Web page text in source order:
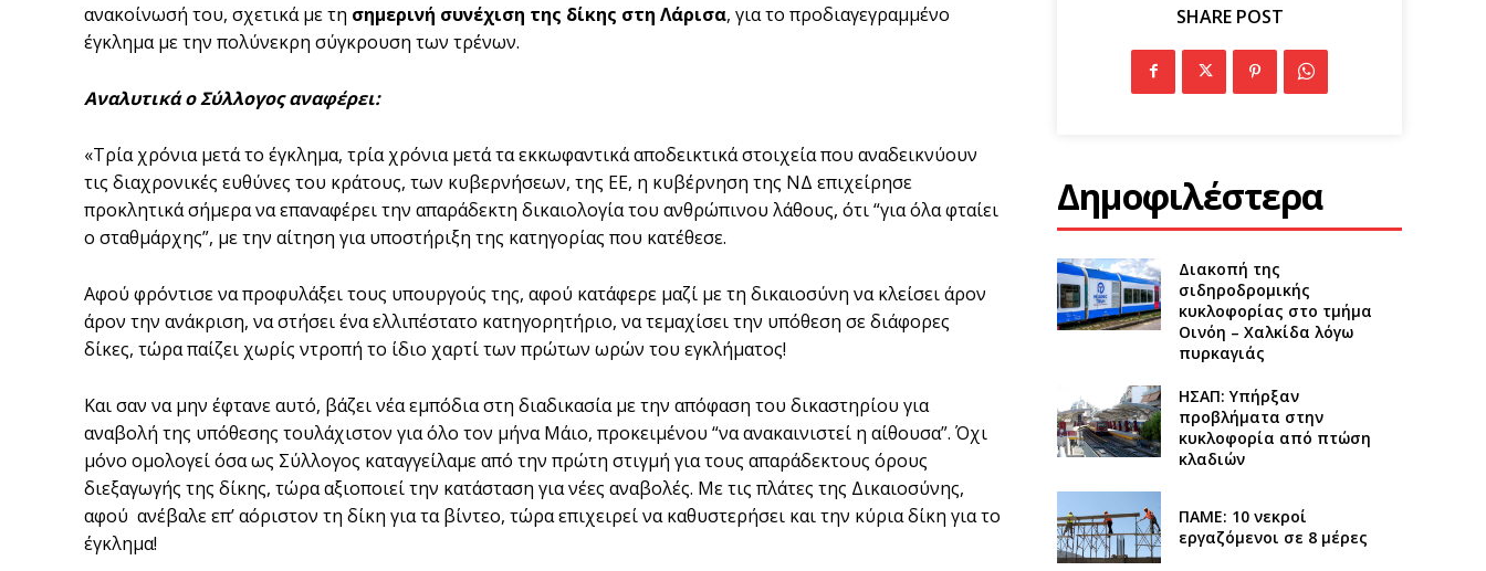
ανακοίνωσή του, σχετικά με τη σημερινή συνέχιση της δίκης στη Λάρισα, για το προδιαγεγραμμένο
έγκλημα με την πολύνεκρη σύγκρουση των τρένων.
Αναλυτικά ο Σύλλογος αναφέρει:
«Τρία χρόνια μετά το έγκλημα, τρία χρόνια μετά τα εκκωφαντικά αποδεικτικά στοιχεία που αναδεικνύουν
τις διαχρονικές ευθύνες του κράτους, των κυβερνήσεων, της ΕΕ, η κυβέρνηση της ΝΔ επιχείρησε
προκλητικά σήμερα να επαναφέρει την απαράδεκτη δικαιολογία του ανθρώπινου λάθους, ότι “για όλα φταίει
ο σταθμάρχης”, με την αίτηση για υποστήριξη της κατηγορίας που κατέθεσε.
Αφού φρόντισε να προφυλάξει τους υπουργούς της, αφού κατάφερε μαζί με τη δικαιοσύνη να κλείσει άρον
άρον την ανάκριση, να στήσει ένα ελλιπέστατο κατηγορητήριο, να τεμαχίσει την υπόθεση σε διάφορες
δίκες, τώρα παίζει χωρίς ντροπή το ίδιο χαρτί των πρώτων ωρών του εγκλήματος!
Και σαν να μην έφτανε αυτό, βάζει νέα εμπόδια στη διαδικασία με την απόφαση του δικαστηρίου για
αναβολή της υπόθεσης τουλάχιστον για όλο τον μήνα Μάιο, προκειμένου “να ανακαινιστεί η αίθουσα”. Όχι
μόνο ομολογεί όσα ως Σύλλογος καταγγείλαμε από την πρώτη στιγμή για τους απαράδεκτους όρους
διεξαγωγής της δίκης, τώρα αξιοποιεί την κατάσταση για νέες αναβολές. Με τις πλάτες της Δικαιοσύνης,
αφού ανέβαλε επ’ αόριστον τη δίκη για τα βίντεο, τώρα επιχειρεί να καθυστερήσει και την κύρια δίκη για το
έγκλημα!
SHARE POST
Δημοφιλέστερα
Διακοπή της
σιδηροδρομικής
κυκλοφορίας στο τμήμα
Οινόη – Χαλκίδα λόγω
πυρκαγιάς
ΗΣΑΠ: Υπήρξαν
προβλήματα στην
κυκλοφορία από πτώση
κλαδιών
ΠΑΜΕ: 10 νεκροί
εργαζόμενοι σε 8 μέρες